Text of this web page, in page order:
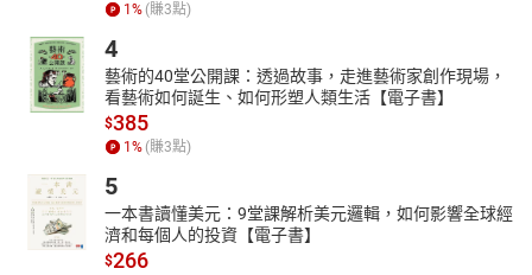
1 % (賺3點)
4
藝術的40堂公開課：透過故事，走進藝術家創作現場，
看藝術如何誕生、如何形塑人類生活【電子書】
$385
1 % (賺3點)
5
一本書讀懂美元：9堂課解析美元邏輯，如何影響全球經
濟和每個人的投資【電子書】
$266